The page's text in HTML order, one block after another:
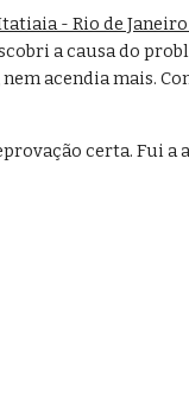
- Rio de
a causa do
acendia mais.
certa. Fui a